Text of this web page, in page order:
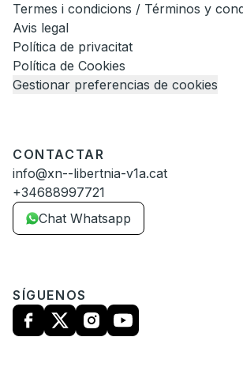
Termes i condicions / Términos y
Avis legal
Política de privacitat
Política de Cookies
Gestionar preferencias de cookies
CONTACTAR
info@xn--libertnia-v1a.cat
+34688997721
Chat Whatsapp
SÍGUENOS